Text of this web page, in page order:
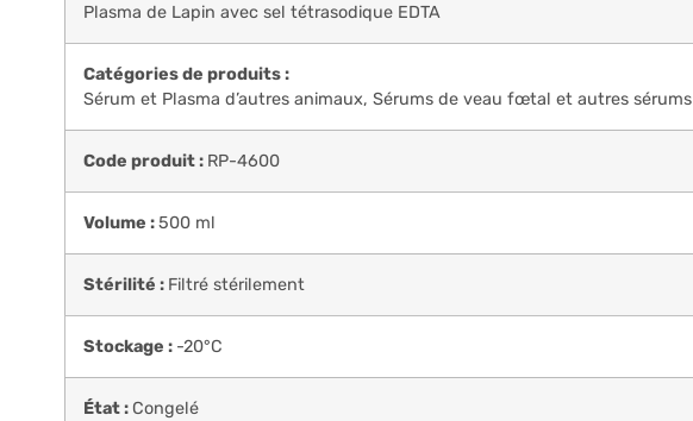
Plasma de Lapin avec sel tétrasodique EDTA
Catégories de produits :
Sérum et Plasma d’autres animaux, Sérums de veau fœtal et autres sérums
Code produit : RP-4600
Volume :500 ml
Stérilité : Filtré stérilement
Stockage : -20°C
État : Congelé